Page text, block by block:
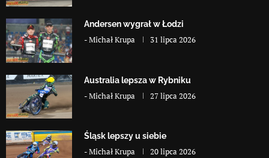
Andersen wygrał w Łodzi
-Michał Krupa 31 lipca 2026
Australia lepsza w Rybniku
-Michał Krupa 27 lipca 2026
Śląsk lepszy u siebie
-Michał Krupa 20 lipca 2026